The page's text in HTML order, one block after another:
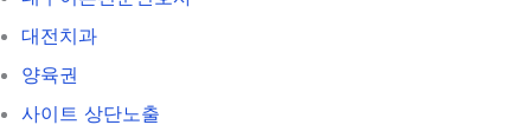
대전치과
양육권
사이트 상단노출